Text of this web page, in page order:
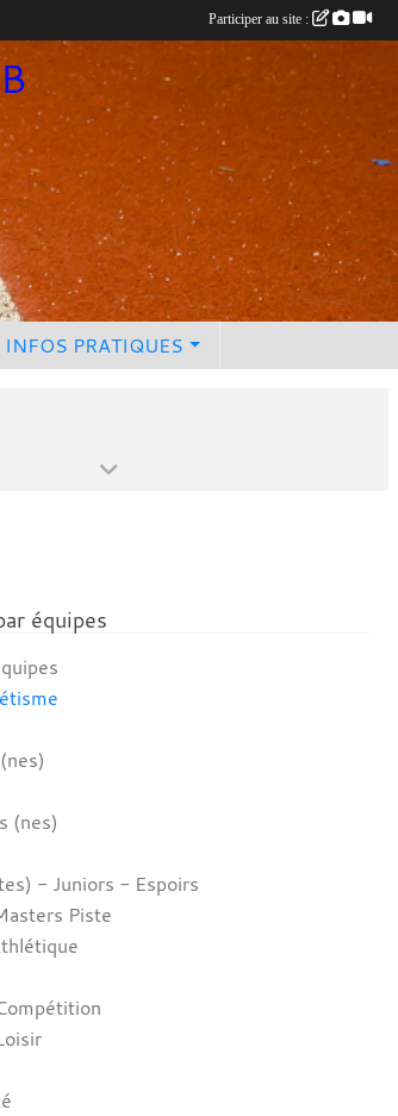
INFOS PRATIQUES
équipes
(nes)
- Juniors - Espoirs
Piste
Participer au site :